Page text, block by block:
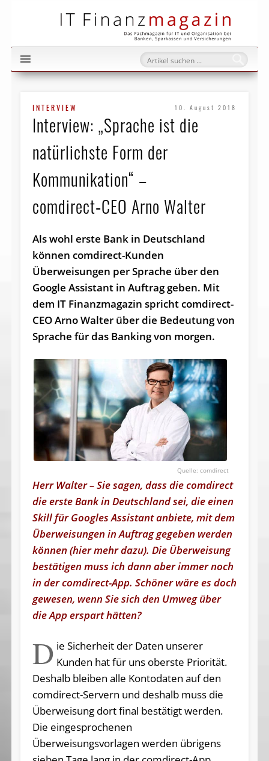
INTERVIEW 10. August 2018
Interview: „Sprache ist die
natürlichste Form der
Kommunikation“ –
comdirect‑CEO Arno Walter
Als wohl erste Bank in Deutschland
können comdirect-Kunden
Überweisungen per Sprache über den
Google Assistant in Auftrag geben. Mit
dem IT Finanzmagazin spricht comdirect-
CEO Arno Walter über die Bedeutung von
Sprache für das Banking von morgen.
comdirect
Herr Walter – Sie sagen, dass die comdirect
die erste Bank in Deutschland sei, die einen
Skill für Googles Assistant anbiete, mit dem
Überweisungen in Auftrag gegeben werden
können (hier mehr dazu). Die Überweisung
bestätigen muss ich dann aber immer noch
in der comdirect-App. Schöner wäre es doch
gewesen, wenn Sie sich den Umweg über
die App erspart hätten?
D ie Sicherheit der Daten unserer
Kunden hat für uns oberste Priorität.
Deshalb bleiben alle Kontodaten auf den
comdirect-Servern und deshalb muss die
Überweisung dort final bestätigt werden.
Die eingesprochenen
Überweisungsvorlagen werden übrigens